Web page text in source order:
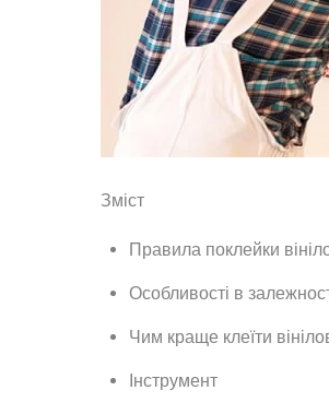
Зміст
Правила поклейки
Особливості в
Чим краще клеїти
Інструмент